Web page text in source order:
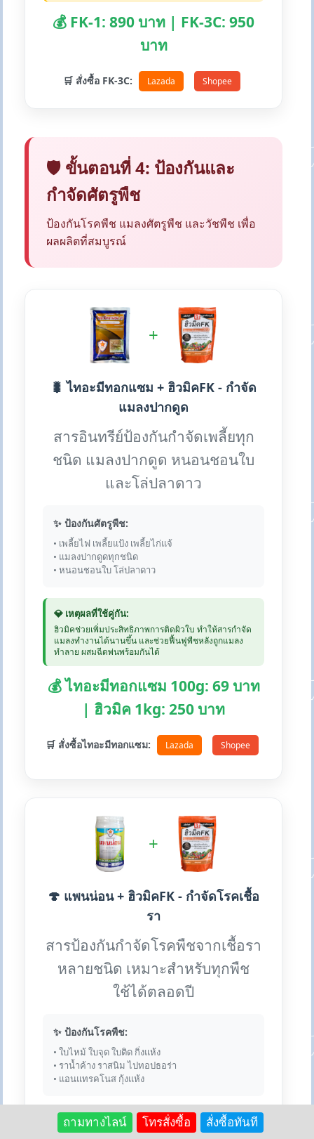
💰 FK-1: 890 บาท | FK-3C: 950
บาท
🛒 สั่งซื้อ FK-3C: Lazada Shopee
🛡️ ขั้นตอนที่ 4: ป้องกันและ
กำจัดศัตรูพืช
ป้องกันโรคพืช แมลงศัตรูพืช และวัชพืช เพื่อ
ผลผลิตที่สมบูรณ์
+
🐛 ไทอะมีทอกแซม + ฮิวมิคFK - กำจัด
แมลงปากดูด
สารอินทรีย์ป้องกันกำจัดเพลี้ยทุก
ชนิด แมลงปากดูด หนอนชอนใบ
และโล่ปลาดาว
✨ ป้องกันศัตรูพืช:
• เพลี้ยไฟ เพลี้ยแป้ง เพลี้ยไก่แจ้
• แมลงปากดูดทุกชนิด
• หนอนชอนใบ โล่ปลาดาว
💎 เหตุผลที่ใช้คู่กัน:
ฮิวมิคช่วยเพิ่มประสิทธิภาพการติดผิวใบ ทำให้สารกำจัด
แมลงทำงานได้นานขึ้น และช่วยฟื้นฟูพืชหลังถูกแมลง
ทำลาย ผสมฉีดพ่นพร้อมกันได้
💰 ไทอะมีทอกแซม 100g: 69 บาท
| ฮิวมิค 1kg: 250 บาท
🛒 สั่งซื้อไทอะมีทอกแซม: Lazada Shopee
+
🍄 แพนน่อน + ฮิวมิคFK - กำจัดโรคเชื้อ
รา
สารป้องกันกำจัดโรคพืชจากเชื้อรา
หลายชนิด เหมาะสำหรับทุกพืช
ใช้ได้ตลอดปี
✨ ป้องกันโรคพืช:
• ใบไหม้ ใบจุด ใบติด กิ่งแห้ง
• ราน้ำค้าง ราสนิม ไปทอปธอร่า
• แอนแทรคโนส กุ้งแห้ง
💎 เหตุผลที่ใช้คู่กัน:
ถามทางไลน์ โทรสั่งซื้อ สั่งซื้อทันที